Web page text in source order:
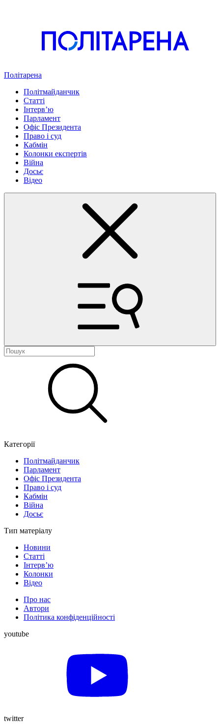
Політарена
Політмайданчик
Статті
Інтервʼю
Парламент
Офіс Президента
Право і суд
Кабмін
Колонки експертів
Війна
Досьє
Відео
Категорії
Політмайданчик
Парламент
Офіс Президента
Право і суд
Кабмін
Війна
Досьє
Тип матеріалу
Новини
Статті
Інтерв’ю
Колонки
Відео
Про нас
Автори
Політика конфіденційності
youtube
twitter